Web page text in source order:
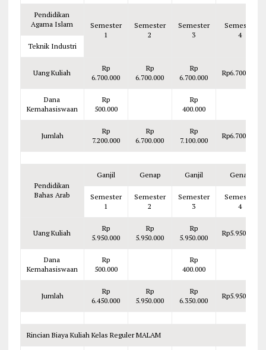
Pendidikan
Agama Islam
Semester
1
Semester
2
Semester
3
Semester
4
Teknik Industri
Uang Kuliah
Rp
6.700.000
Rp
6.700.000
Rp
6.700.000
Rp6.700.000
Dana
Kemahasiswaan
Rp
500.000
Rp
400.000
Jumlah
Rp
7.200.000
Rp
6.700.000
Rp
7.100.000
Rp6.700.000
Pendidikan
Bahas Arab
Ganjil Genap Ganjil Genap
Semester
1
Semester
2
Semester
3
Semester
4
Uang Kuliah
Rp
5.950.000
Rp
5.950.000
Rp
5.950.000
Rp5.950.000
Dana
Kemahasiswaan
Rp
500.000
Rp
400.000
Jumlah
Rp
6.450.000
Rp
5.950.000
Rp
6.350.000
Rp5.950.000
Rincian Biaya Kuliah Kelas Reguler MALAM